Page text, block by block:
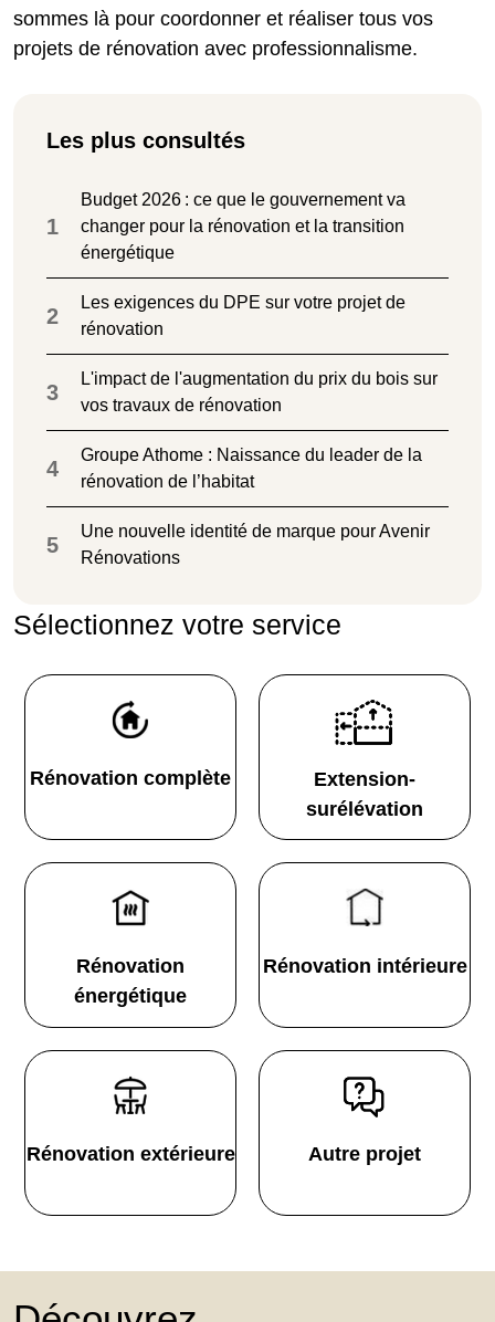
sommes là pour coordonner et réaliser tous vos
projets de rénovation avec professionnalisme.
Les plus consultés
1
Budget 2026 : ce que le gouvernement va
changer pour la rénovation et la transition
énergétique
2
Les exigences du DPE sur votre projet de
rénovation
3
L'impact de l'augmentation du prix du bois sur
vos travaux de rénovation
4
Groupe Athome : Naissance du leader de la
rénovation de l’habitat
5
Une nouvelle identité de marque pour Avenir
Rénovations
Sélectionnez votre service
Rénovation complète
Extension-
surélévation
Rénovation
énergétique
Rénovation intérieure
Rénovation extérieure Autre projet